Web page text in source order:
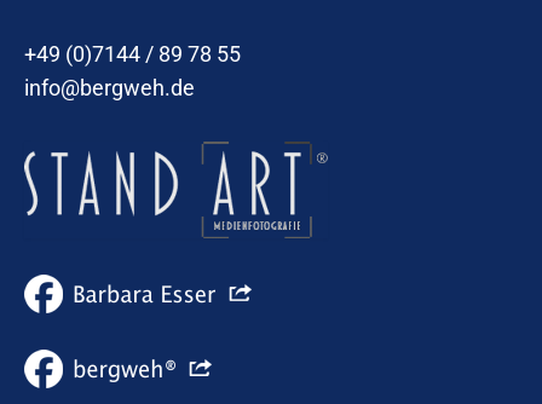
+49 (0)7144 / 89 78 55
info@bergweh.de